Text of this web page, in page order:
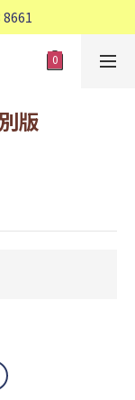
8661
8661
免運費❤️
版